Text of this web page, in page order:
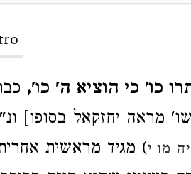
כו' כי הוציא ה' כו',
מראה יחזקאל בסופו]
מו י) מגיד מראשית